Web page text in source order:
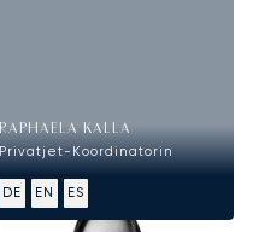
RAPHAELA KALLA
Privatjet-Koordinatorin
DE EN ES